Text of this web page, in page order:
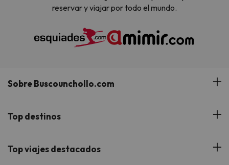
reservar y viajar por todo el mundo.
Sobre Buscounchollo.com
¿Quiénes somos?
Buscounchollo en los medios
Top destinos
Hoteles Andalucía
Top viajes destacados